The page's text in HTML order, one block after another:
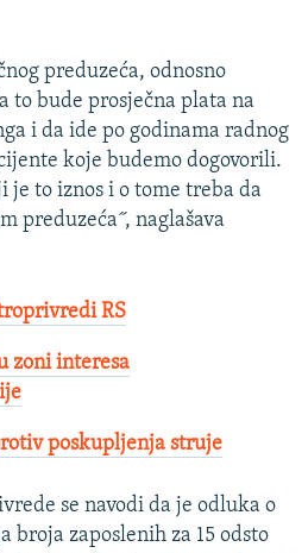
preduzeća, odnosno
to bude prosječna plata na
i da ide po godinama radnog
koje budemo dogovorili.
je to iznos i o tome treba da
preduzeća˝, naglašava
RS
zoni interesa
poskupljenja struje
se navodi da je odluka o
broja zaposlenih za 15 odsto